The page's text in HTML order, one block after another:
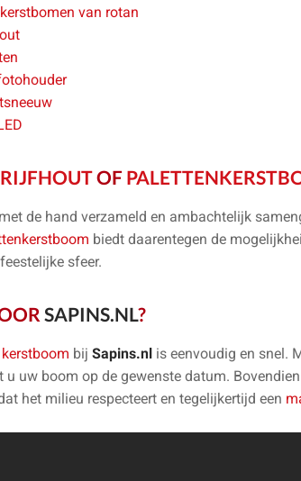
van rotan
OF
de hand verzameld en ambachtelijk
biedt daarentegen de
sfeer.
SAPINS.NL?
bij Sapins.nl is eenvoudig en snel.
uw boom op de gewenste datum.
het milieu respecteert en tegelijkertijd een